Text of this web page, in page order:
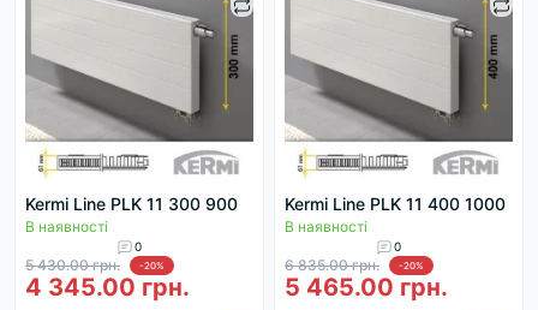
Kermi Line PLK 11 300 900
В наявності
0
5 430.00 грн. -20%
4 345.00 грн.
Kermi Line PLK 11 400 1000
В наявності
0
6 835.00 грн. -20%
5 465.00 грн.